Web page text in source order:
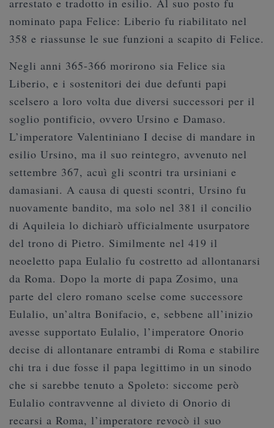
arrestato e tradotto in esilio. Al suo posto fu
nominato papa Felice: Liberio fu riabilitato nel
358 e riassunse le sue funzioni a scapito di Felice.
Negli anni 365-366 morirono sia Felice sia
Liberio, e i sostenitori dei due defunti papi
scelsero a loro volta due diversi successori per il
soglio pontificio, ovvero Ursino e Damaso.
L’imperatore Valentiniano I decise di mandare in
esilio Ursino, ma il suo reintegro, avvenuto nel
settembre 367, acuì gli scontri tra ursiniani e
damasiani. A causa di questi scontri, Ursino fu
nuovamente bandito, ma solo nel 381 il concilio
di Aquileia lo dichiarò ufficialmente usurpatore
del trono di Pietro. Similmente nel 419 il
neoeletto papa Eulalio fu costretto ad allontanarsi
da Roma. Dopo la morte di papa Zosimo, una
parte del clero romano scelse come successore
Eulalio, un’altra Bonifacio, e, sebbene all’inizio
avesse supportato Eulalio, l’imperatore Onorio
decise di allontanare entrambi di Roma e stabilire
chi tra i due fosse il papa legittimo in un sinodo
che si sarebbe tenuto a Spoleto: siccome però
Eulalio contravvenne al divieto di Onorio di
recarsi a Roma, l’imperatore revocò il suo